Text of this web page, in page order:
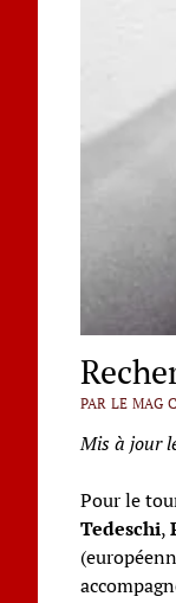
PAR LE MAG
Mis à jour
Pour le
Tedeschi,